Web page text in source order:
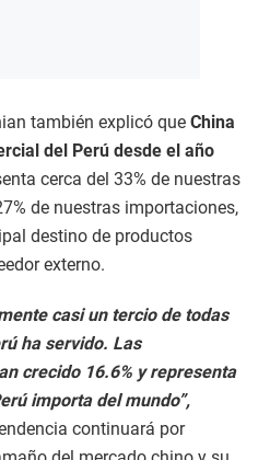
también explicó que China
del Perú desde el año
cerca del 33% de nuestras
de nuestras importaciones,
destino de productos
externo.
casi un tercio de todas
ha servido. Las
crecido 16.6% y representa
importa del mundo”,
continuará por